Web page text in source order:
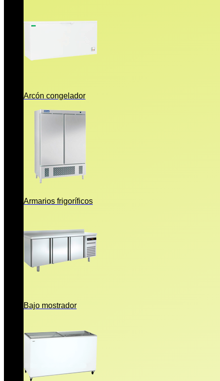
Arcón congelador
Armarios frigoríficos
Bajo mostrador